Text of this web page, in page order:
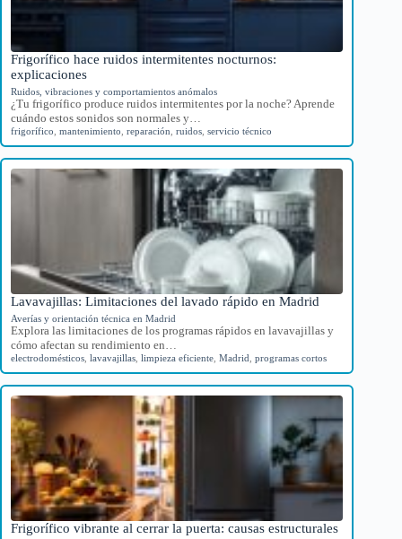
Frigorífico hace ruidos intermitentes nocturnos:
explicaciones
Ruidos, vibraciones y comportamientos anómalos
¿Tu frigorífico produce ruidos intermitentes por la noche? Aprende
cuándo estos sonidos son normales y…
frigorífico mantenimiento reparación ruidos servicio técnico
Lavavajillas: Limitaciones del lavado rápido en Madrid
Averías y orientación técnica en Madrid
Explora las limitaciones de los programas rápidos en lavavajillas y
cómo afectan su rendimiento en…
electrodomésticos lavavajillas limpieza eficiente Madrid programas cortos
Frigorífico vibrante al cerrar la puerta: causas estructurales